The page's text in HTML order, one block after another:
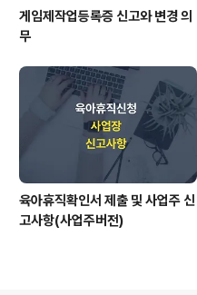
게임제작업등록증 신고와 변경 의
무
육아휴직확인서 제출 및 사업주 신
고사항(사업주버전)